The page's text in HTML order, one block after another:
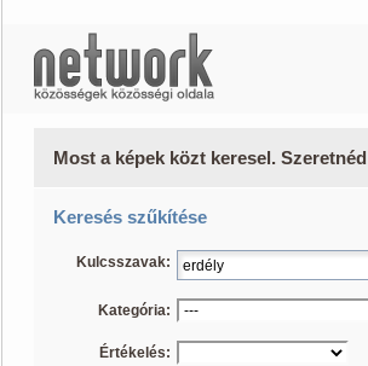
Most a képek közt keresel.
Keresés szűkítése
Kulcsszavak:
Kategória:
Értékelés: